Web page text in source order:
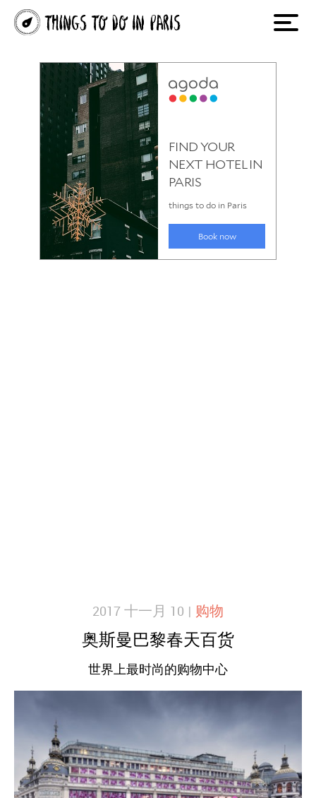
2017 十一月 10 | 购物
奥斯曼巴黎春天百货
世界上最时尚的购物中心